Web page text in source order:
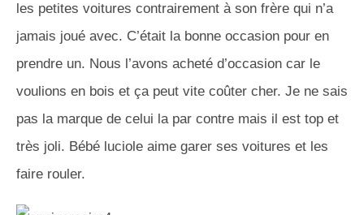
les petites voitures contrairement à son frère qui n’a
jamais joué avec. C’était la bonne occasion pour en
prendre un. Nous l’avons acheté d’occasion car le
voulions en bois et ça peut vite coûter cher. Je ne sais
pas la marque de celui la par contre mais il est top et
très joli. Bébé luciole aime garer ses voitures et les
faire rouler.